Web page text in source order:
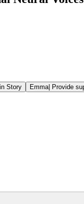
Story Emma| Provide